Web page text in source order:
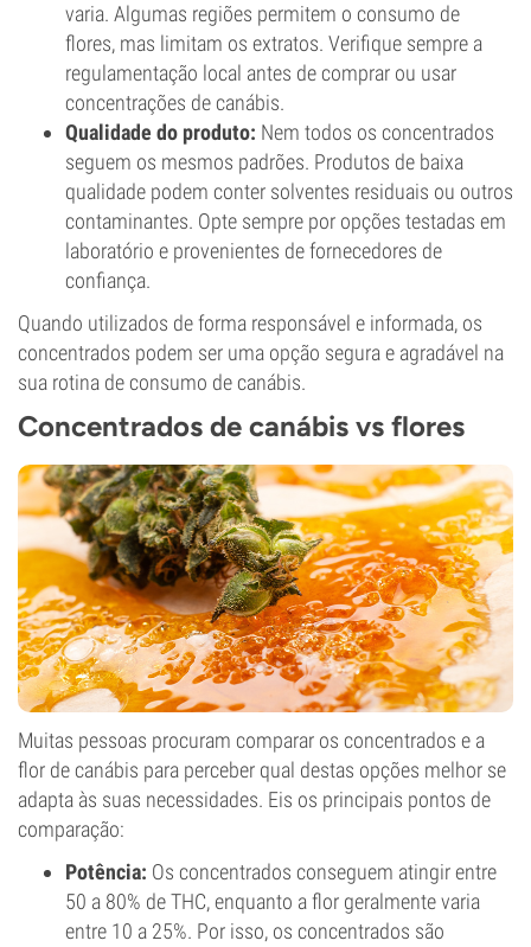
varia. Algumas regiões permitem o consumo de
flores, mas limitam os extratos. Verifique sempre a
regulamentação local antes de comprar ou usar
concentrações de canábis.
Qualidade do produto: Nem todos os concentrados
seguem os mesmos padrões. Produtos de baixa
qualidade podem conter solventes residuais ou outros
contaminantes. Opte sempre por opções testadas em
laboratório e provenientes de fornecedores de
confiança.
Quando utilizados de forma responsável e informada, os
concentrados podem ser uma opção segura e agradável na
sua rotina de consumo de canábis.
Concentrados de canábis vs flores
Muitas pessoas procuram comparar os concentrados e a
flor de canábis para perceber qual destas opções melhor se
adapta às suas necessidades. Eis os principais pontos de
comparação:
Potência: Os concentrados conseguem atingir entre
50 a 80% de THC, enquanto a flor geralmente varia
entre 10 a 25%. Por isso, os concentrados são